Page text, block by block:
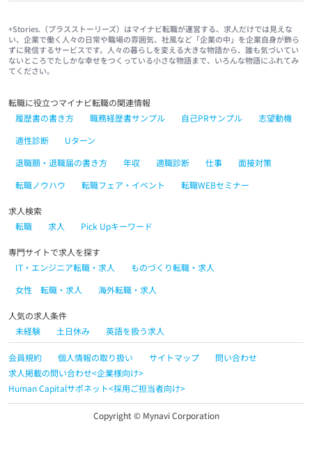
+Stories.（プラスストーリーズ）はマイナビ転職が運営する、求人だけでは見えな
い、企業で働く人々の日常や職場の雰囲気、社風など「企業の中」を企業自身が飾ら
ずに発信するサービスです。人々の暮らしを変える大きな物語から、誰も気づいてい
ないところでたしかな幸せをつくっている小さな物語まで、いろんな物語にふれてみ
てください。
転職に役立つマイナビ転職の関連情報
履歴書の書き方
職務経歴書サンプル 自己PRサンプル
志望動機
適性診断
Uターン
退職願・退職届の書き方
年収 適職診断 仕事
面接対策
転職ノウハウ
転職フェア・イベント 転職WEBセミナー
求人検索
転職
求人 Pick Upキーワード
専門サイトで求人を探す
IT・エンジニア転職・求人
ものづくり転職・求人
女性 転職・求人
海外転職・求人
人気の求人条件
未経験
土日休み 英語を扱う求人
会員規約 個人情報の取り扱い サイトマップ
問い合わせ
求人掲載の問い合わせ<企業様向け>
Human Capitalサポネット<採用ご担当者向け>
Copyright © Mynavi Corporation